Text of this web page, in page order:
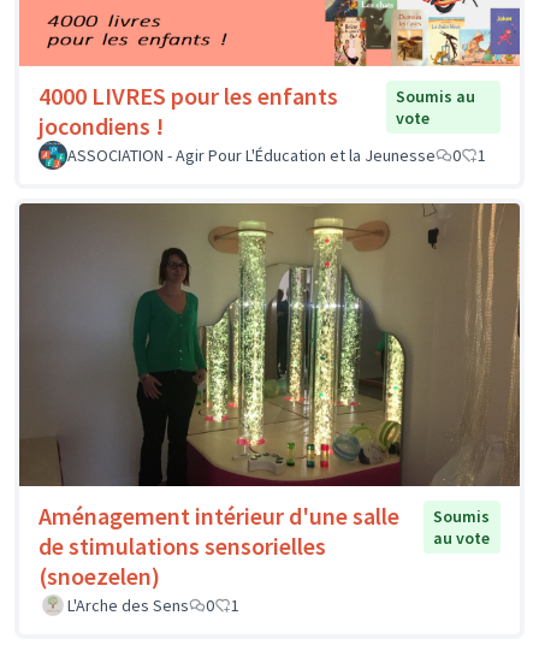
4000 LIVRES pour les enfants
jocondiens !
Soumis au
vote
ASSOCIATION - Agir Pour L'Éducation et la Jeunesse
0 1
Aménagement intérieur d'une salle
de stimulations sensorielles
(snoezelen)
Soumis
au vote
L'Arche des Sens 0 1